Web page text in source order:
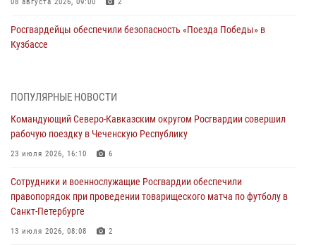
Росгвардейцы обеспечили безопасность «Поезда Победы» в
Кузбассе
ОМОН «Ойрат» Управления Росгвардии по Республике Калмыкия
08 августа 2026, 07:00
В Кабардино-Балкарии сотрудники Росгвардии провели турнир по
08 августа 2026, 07:00
Военнослужащие Софринской бригады Росгвардии встретились с
участником патриотического проекта «Дорогой Ломоносова —
ПОПУЛЯРНЫЕ НОВОСТИ
Командующий Северо-Кавказским округом Росгвардии совершил
рабочую поездку в Чеченскую Республику
23 июля 2026, 16:10 6
Сотрудники и военнослужащие Росгвардии обеспечили
правопорядок при проведении товарищеского матча по футболу в
Санкт-Петербурге
13 июля 2026, 08:08 2